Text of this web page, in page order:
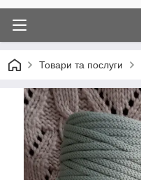
Товари та послуги